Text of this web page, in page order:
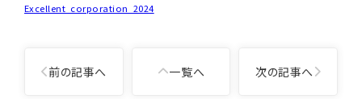
Excellent_corporation_2024
稿
前の記事へ 一覧へ 次の記事へ